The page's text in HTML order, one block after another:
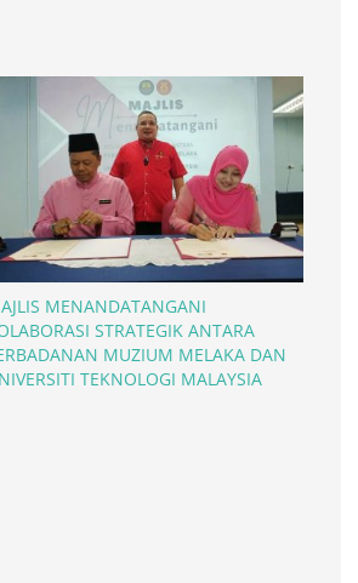
MENANDATANGANI
STRATEGIK ANTARA
MUZIUM MELAKA DAN
TEKNOLOGI MALAYSIA